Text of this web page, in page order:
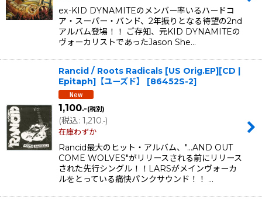
ex-KID DYNAMITEのメンバー率いるハードコ
ア・スーパー・バンド、2年振りとなる待望の2nd
アルバム登場！！ ご存知、元KID DYNAMITEの
ヴォーカリストであったJason She…
Rancid / Roots Radicals [US Orig.EP][CD |
Epitaph]【ユーズド】
[86452S-2]
1,100.-(税別)
(税込: 1,210 .-)
在庫わずか
Rancid最大のヒット・アルバム、"…AND OUT
COME WOLVES"がリリースされる前にリリース
された先行シングル！！LARSがメインヴォーカ
ルをとっている痛快パンクサウンド！！ …